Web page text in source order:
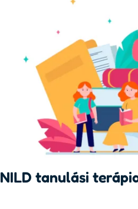
NILD tanulási